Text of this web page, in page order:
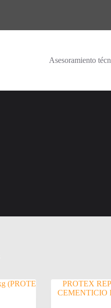
Asesoramiento